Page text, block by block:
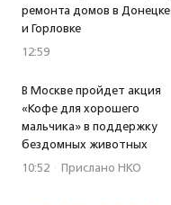
ремонта домов в Донецке
и Горловке
12:59
В Москве пройдет акция
«Кофе для хорошего
мальчика» в поддержку
бездомных животных
10:52 · Прислано НКО